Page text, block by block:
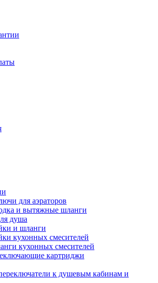
для аэраторов
и вытяжные шланги
душа
и шланги
кухонных смесителей
кухонных смесителей
картриджи
к душевым кабинам и